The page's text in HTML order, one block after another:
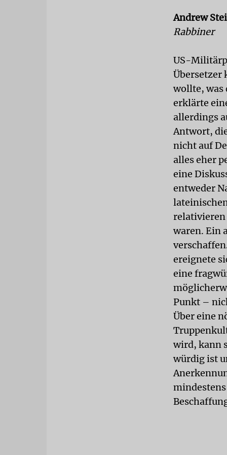
Andrew
Rabbiner
US-
Übersetzer
wollte, was
erklärte
allerdings
Antwort,
nicht auf
alles eher
eine
entweder
relativieren
waren. Ein
ereignete
eine
Punkt –
Über eine
wird, kann
würdig ist